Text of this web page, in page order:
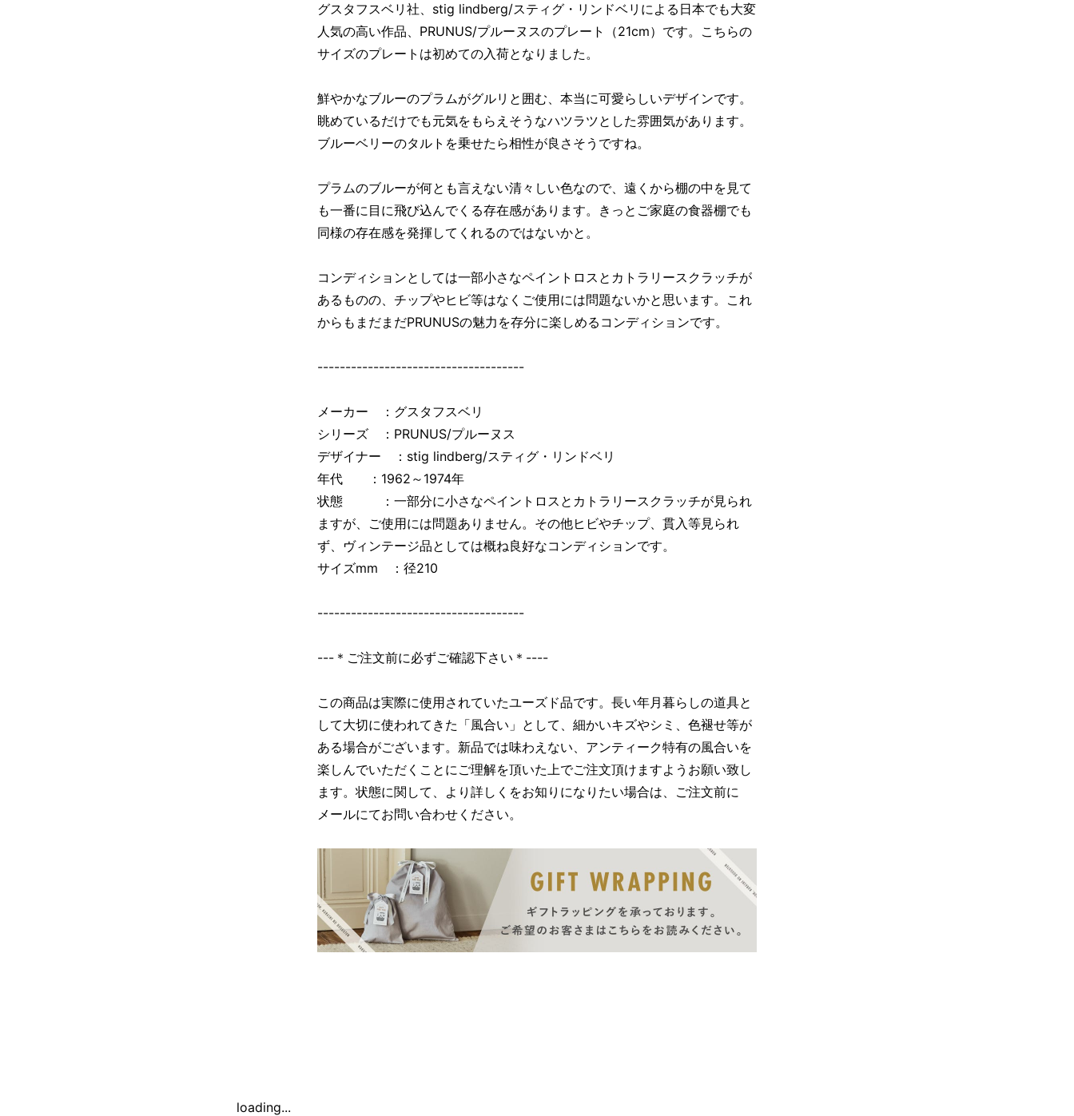
グスタフスベリ社、stig lindberg/スティグ・リンドベリによる日本でも大変
人気の高い作品、PRUNUS/プルーヌスのプレート（21cm）です。こちらの
サイズのプレートは初めての入荷となりました。
鮮やかなブルーのプラムがグルリと囲む、本当に可愛らしいデザインです。
眺めているだけでも元気をもらえそうなハツラツとした雰囲気があります。
ブルーベリーのタルトを乗せたら相性が良さそうですね。
プラムのブルーが何とも言えない清々しい色なので、遠くから棚の中を見て
も一番に目に飛び込んでくる存在感があります。きっとご家庭の食器棚でも
同様の存在感を発揮してくれるのではないかと。
コンディションとしては一部小さなペイントロスとカトラリースクラッチが
あるものの、チップやヒビ等はなくご使用には問題ないかと思います。これ
からもまだまだPRUNUSの魅力を存分に楽しめるコンディションです。
-------------------------------------
メーカー ：グスタフスベリ
シリーズ ：PRUNUS/プルーヌス
デザイナー ：stig lindberg/スティグ・リンドベリ
年代 ：1962～1974年
状態 ：一部分に小さなペイントロスとカトラリースクラッチが見られ
ますが、ご使用には問題ありません。その他ヒビやチップ、貫入等見られ
ず、ヴィンテージ品としては概ね良好なコンディションです。
サイズmm ：径210
-------------------------------------
---＊ご注文前に必ずご確認下さい＊----
この商品は実際に使用されていたユーズド品です。長い年月暮らしの道具と
して大切に使われてきた「風合い」として、細かいキズやシミ、色褪せ等が
ある場合がございます。新品では味わえない、アンティーク特有の風合いを
楽しんでいただくことにご理解を頂いた上でご注文頂けますようお願い致し
ます。状態に関して、より詳しくをお知りになりたい場合は、ご注文前に
メールにてお問い合わせください。
loading...